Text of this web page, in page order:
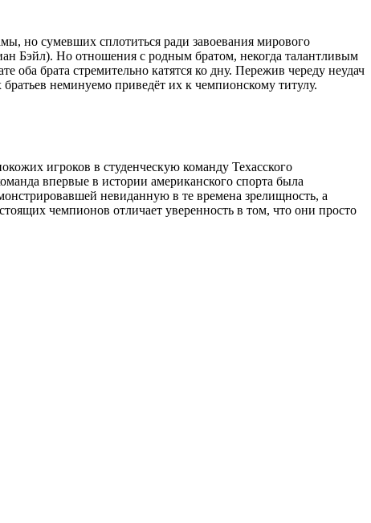
но сумевших сплотиться ради завоевания мирового
Бэйл). Но отношения с родным братом, некогда талантливым
оба брата стремительно катятся ко дну. Пережив череду неудач
неминуемо приведёт их к чемпионскому титулу.
игроков в студенческую команду Техасского
впервые в истории американского спорта была
невиданную в те времена зрелищность, а
чемпионов отличает уверенность в том, что они просто